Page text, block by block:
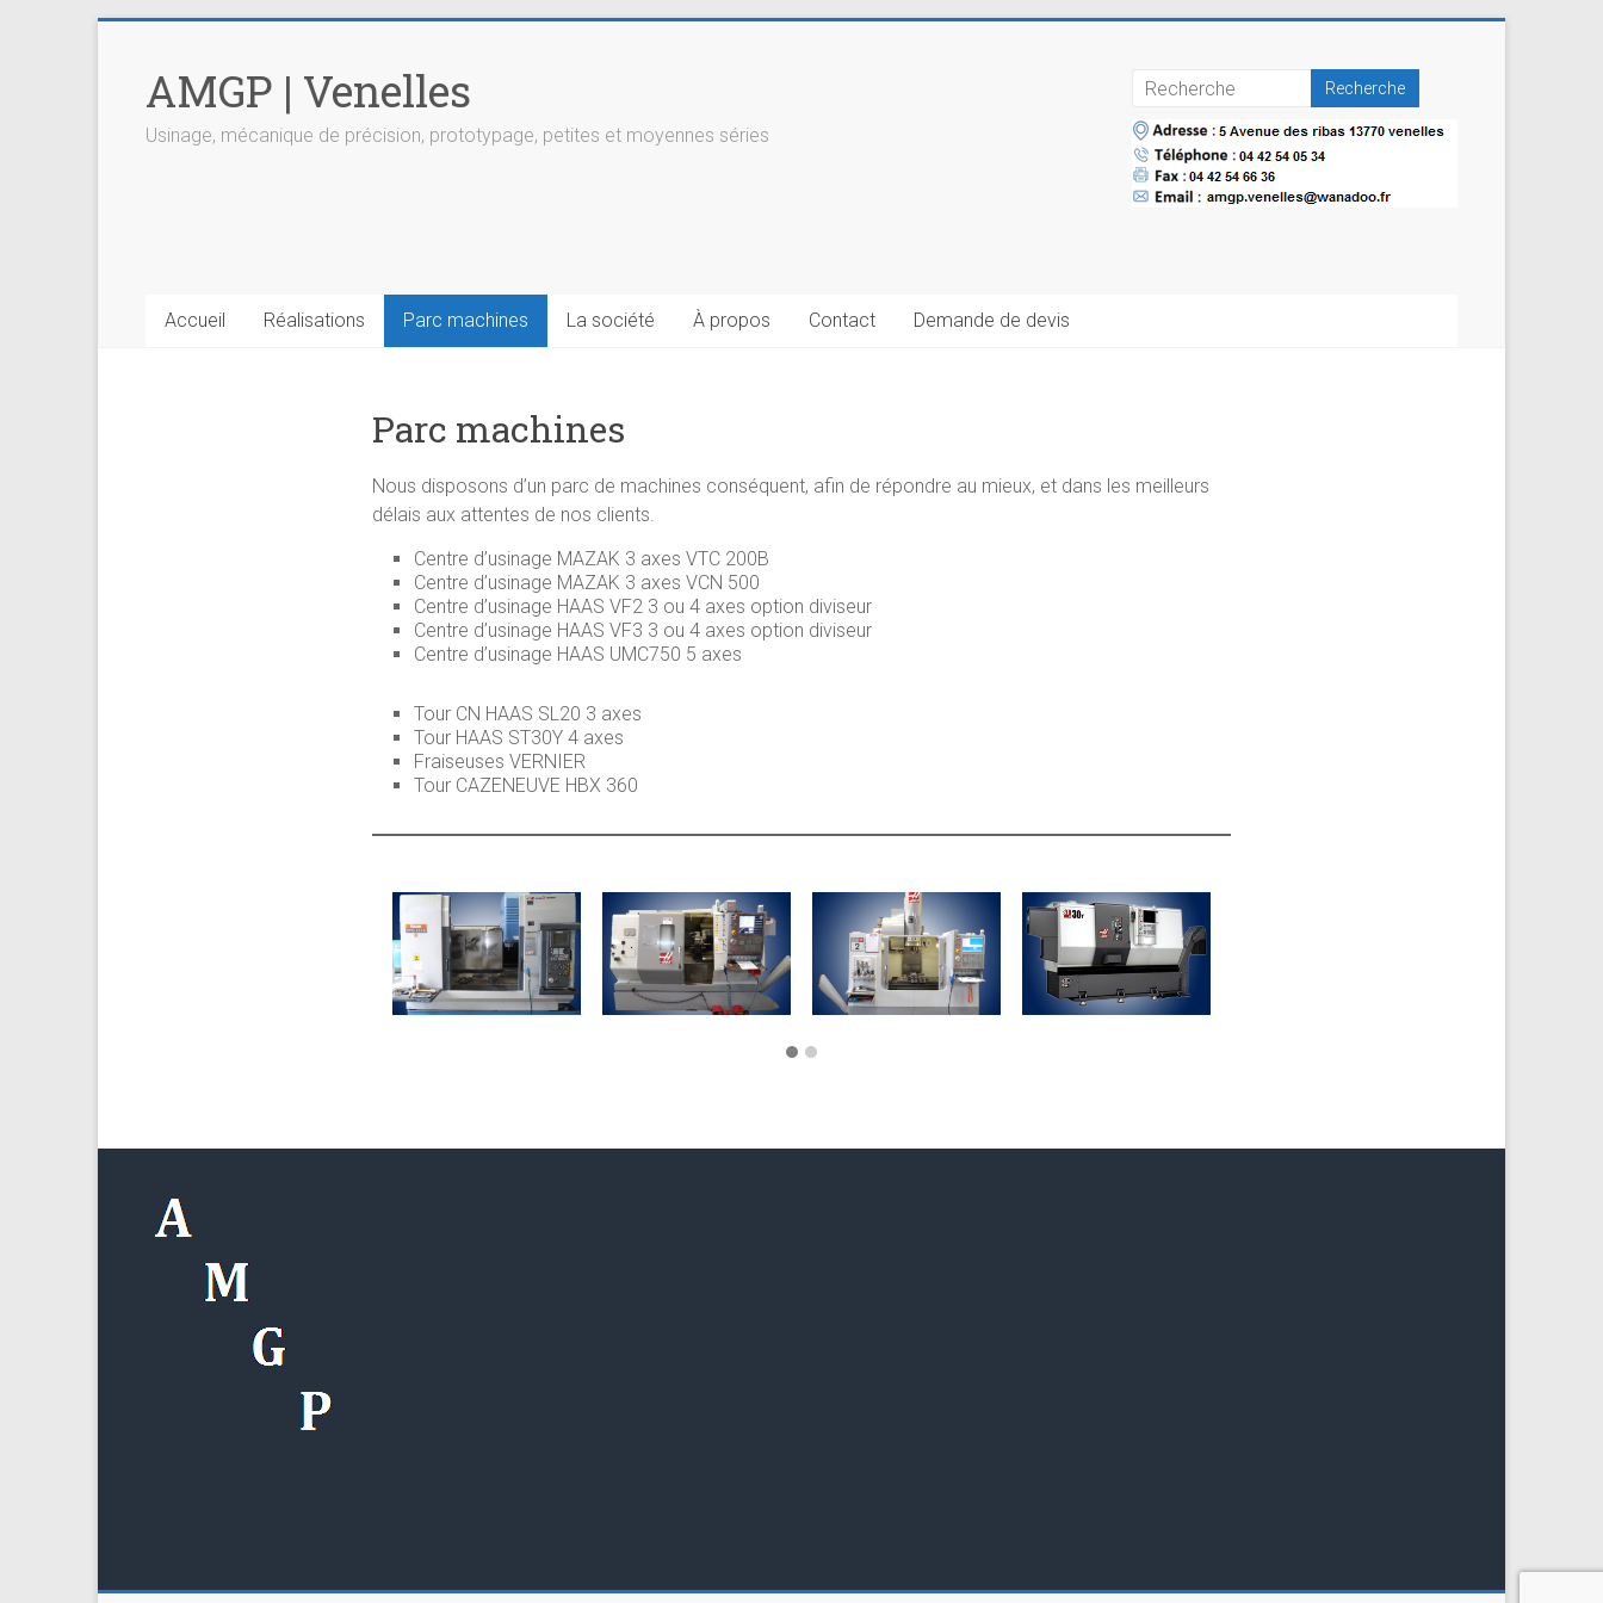
contentAMGP | Venelles
Usinage, mécanique de précision, prototypage, petites et moyennes séries
Accueil Réalisations Parc machines La société À propos Contact Demande de devis
Parc machines
Nous disposons d’un parc de machines conséquent, afin de répondre au mieux, et dans les meilleurs
délais aux attentes de nos clients.
Centre d’usinage MAZAK 3 axes VTC 200B
Centre d’usinage MAZAK 3 axes VCN 500
Centre d’usinage HAAS VF2 3 ou 4 axes option diviseur
Centre d’usinage HAAS VF3 3 ou 4 axes option diviseur
Centre d’usinage HAAS UMC750 5 axes
Tour CN HAAS SL20 3 axes
Tour HAAS ST30Y 4 axes
Fraiseuses VERNIER
Tour CAZENEUVE HBX 360